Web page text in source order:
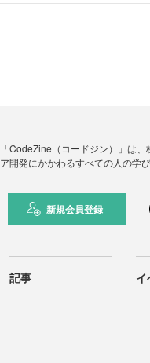
「CodeZine（コードジン）」は
ア開発にかかわるすべての人の学
新規会員登録
記事 イ